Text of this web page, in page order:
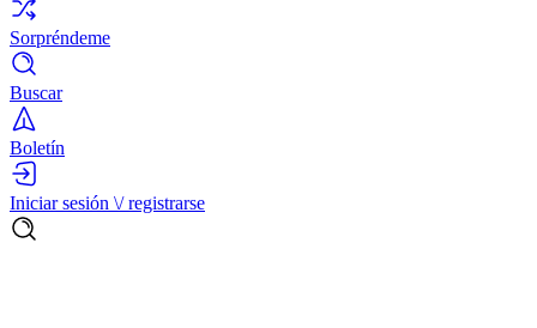
Sorpréndeme
Buscar
Boletín
Iniciar sesión \/ registrarse